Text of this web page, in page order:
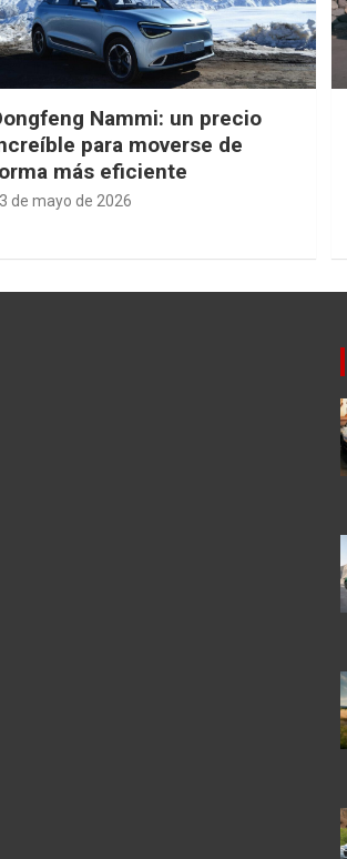
Nammi: un precio
para moverse de
más eficiente
de mayo de 2026